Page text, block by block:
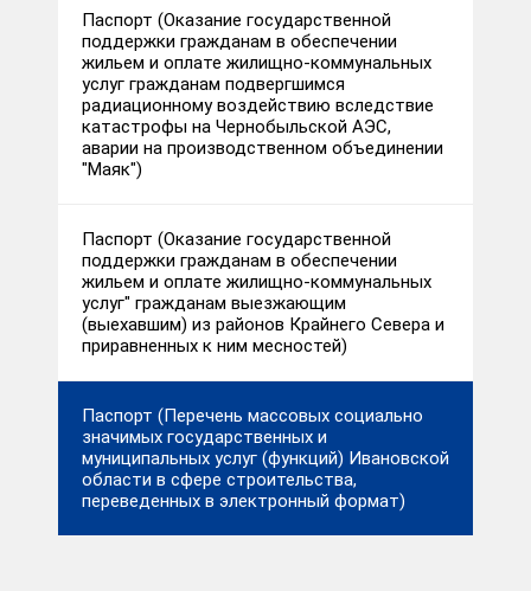
Паспорт (Оказание государственной
поддержки гражданам в обеспечении
жильем и оплате жилищно-коммунальных
услуг гражданам подвергшимся
радиационному воздействию вследствие
катастрофы на Чернобыльской АЭС,
аварии на производственном объединении
"Маяк")
Паспорт (Оказание государственной
поддержки гражданам в обеспечении
жильем и оплате жилищно-коммунальных
услуг" гражданам выезжающим
(выехавшим) из районов Крайнего Севера и
приравненных к ним месностей)
Паспорт (Перечень массовых социально
значимых государственных и
муниципальных услуг (функций) Ивановской
области в сфере строительства,
переведенных в электронный формат)